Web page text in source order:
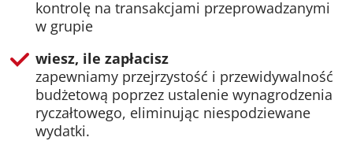
kontrolę na transakcjami przeprowadzanymi
w grupie
wiesz, ile zapłacisz
zapewniamy przejrzystość i przewidywalność
budżetową poprzez ustalenie wynagrodzenia
ryczałtowego, eliminując niespodziewane
wydatki.